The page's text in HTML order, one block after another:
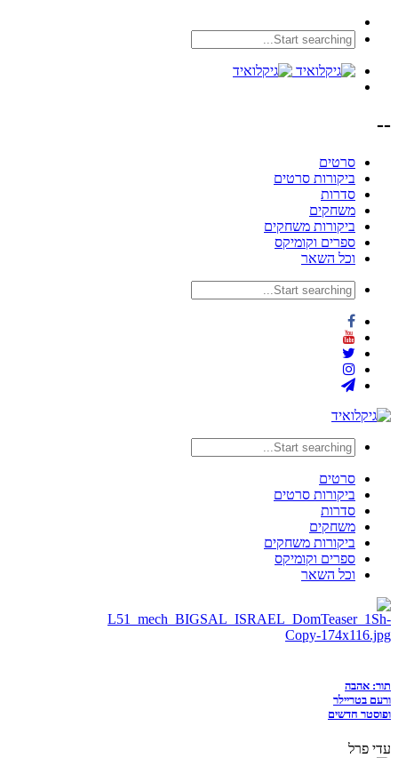
--
סרטים
ביקורות סרטים
סדרות
משחקים
ביקורות משחקים
ספרים וקומיקס
וכל השאר
סרטים
ביקורות סרטים
סדרות
משחקים
ביקורות משחקים
ספרים וקומיקס
וכל השאר
תור: אהבה
ורעם בטריילר
ופוסטר חדשים
עדי פרל